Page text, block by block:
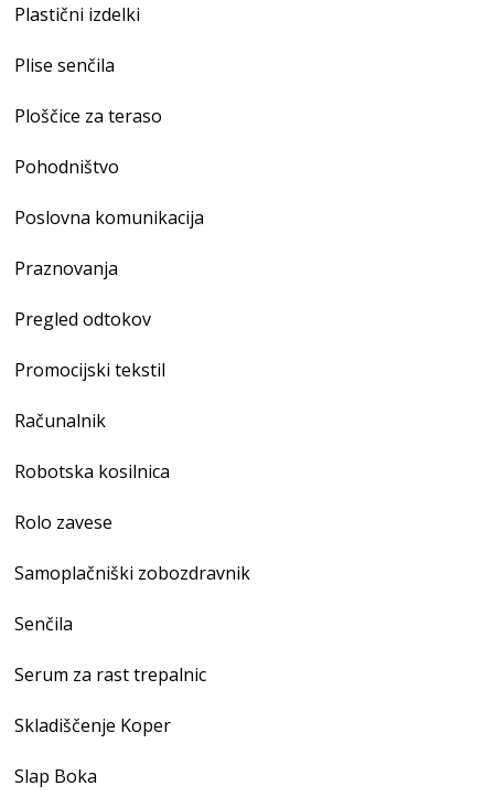
Plastični izdelki
Plise senčila
Ploščice za teraso
Pohodništvo
Poslovna komunikacija
Praznovanja
Pregled odtokov
Promocijski tekstil
Računalnik
Robotska kosilnica
Rolo zavese
Samoplačniški zobozdravnik
Senčila
Serum za rast trepalnic
Skladiščenje Koper
Slap Boka